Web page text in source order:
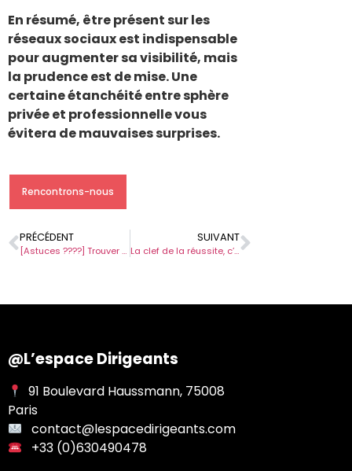
En résumé, être présent sur les
réseaux sociaux est indispensable
pour augmenter sa visibilité, mais
la prudence est de mise. Une
certaine étanchéité entre sphère
privée et professionnelle vous
évitera de mauvaises surprises.
Rencontrons-nous
PRÉCÉDENT
[Astuces ????] Trouver un emploi en visio ???? Silence. Moteur. Ça recrute !
SUIVANT
La clef de la réussite, c’est l’échec !
@L’espace Dirigeants
91 Boulevard Haussmann, 75008
Paris
contact@lespacedirigeants.com
+33 (0)630490478